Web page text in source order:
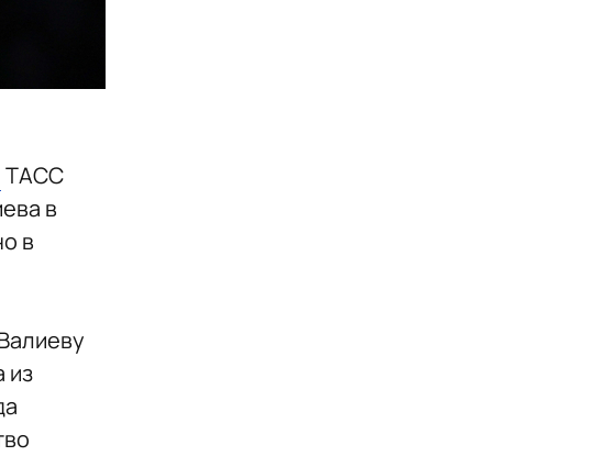
ТАСС
в
в
из